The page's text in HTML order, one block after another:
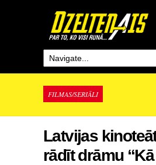
FILMAS/SERIĀLI
Latvijas
rādīt drāmu